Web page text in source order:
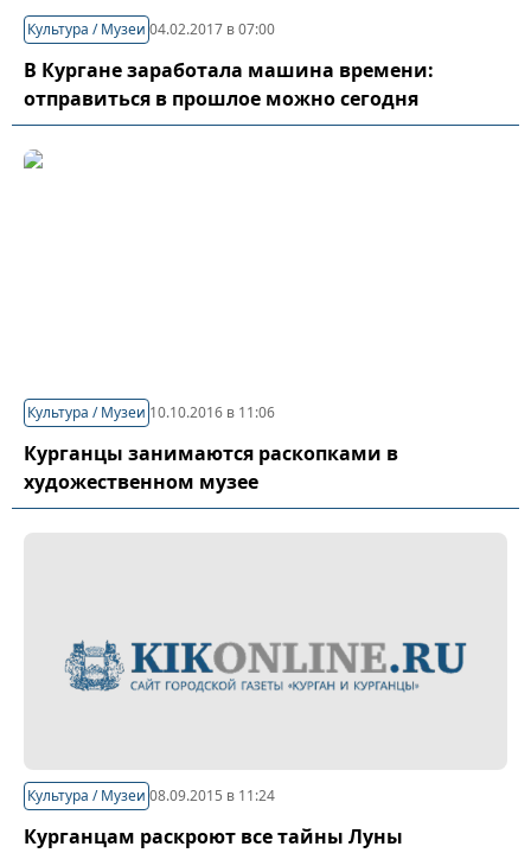
Культура / Музеи 04.02.2017 в 07:00
В Кургане заработала машина времени:
отправиться в прошлое можно сегодня
Культура / Музеи 10.10.2016 в 11:06
Курганцы занимаются раскопками в
художественном музее
Культура / Музеи 08.09.2015 в 11:24
Курганцам раскроют все тайны Луны